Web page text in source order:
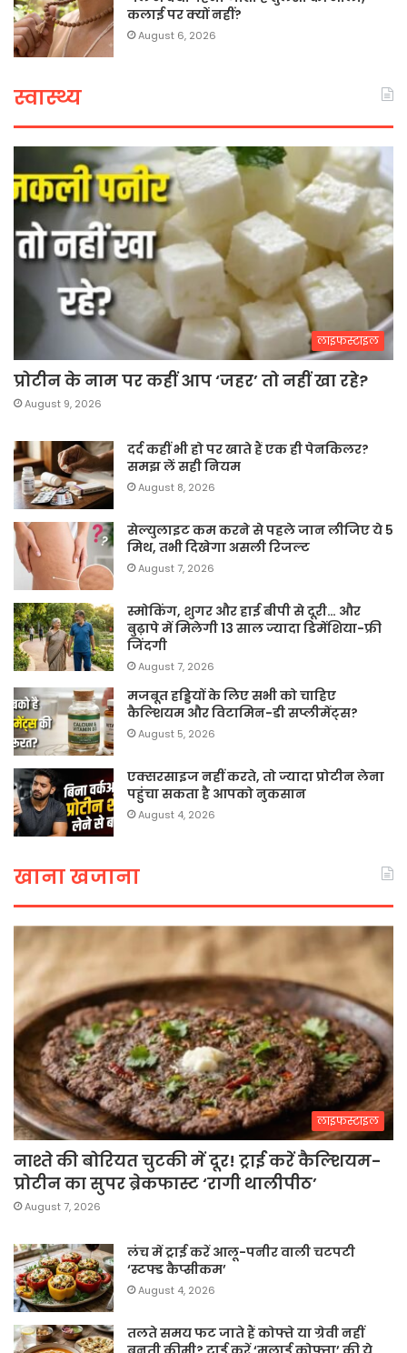
कलाई पर क्यों नहीं?
August 6, 2026
स्वास्थ्य
लाइफस्टाइल
प्रोटीन के नाम पर कहीं आप ‘जहर’ तो नहीं खा रहे?
August 9, 2026
दर्द कहीं भी हो पर खाते हैं एक ही पेनकिलर?
समझ लें सही नियम
August 8, 2026
सेल्युलाइट कम करने से पहले जान लीजिए ये 5
मिथ, तभी दिखेगा असली रिजल्ट
August 7, 2026
स्मोकिंग, शुगर और हाई बीपी से दूरी… और
बुढ़ापे में मिलेगी 13 साल ज्यादा डिमेंशिया-फ्री
जिंदगी
August 7, 2026
मजबूत हड्डियों के लिए सभी को चाहिए
कैल्शियम और विटामिन-डी सप्लीमेंट्स?
August 5, 2026
एक्सरसाइज नहीं करते, तो ज्यादा प्रोटीन लेना
पहुंचा सकता है आपको नुकसान
August 4, 2026
खाना खजाना
लाइफस्टाइल
नाश्ते की बोरियत चुटकी में दूर! ट्राई करें कैल्शियम-
प्रोटीन का सुपर ब्रेकफास्ट ‘रागी थालीपीठ’
August 7, 2026
लंच में ट्राई करें आलू-पनीर वाली चटपटी
‘स्टफ्ड कैप्सीकम’
August 4, 2026
तलते समय फट जाते हैं कोफ्ते या ग्रेवी नहीं